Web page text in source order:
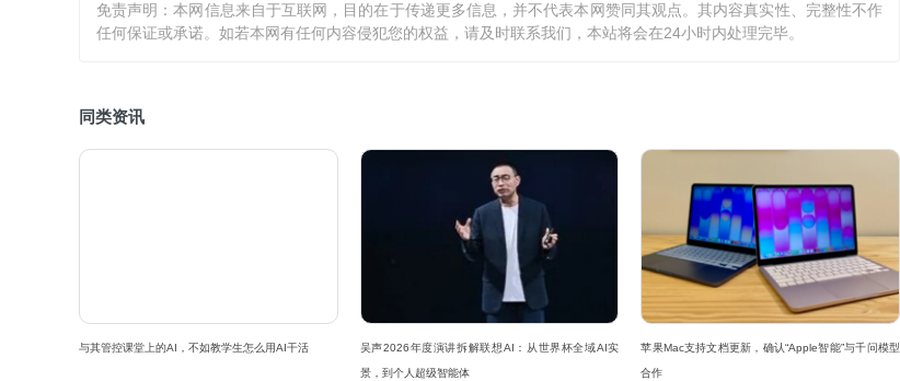
免责声明：本网信息来自于互联网，目的在于传递更多信息，并不代表本网赞同其观点。其内容真实性、完整性不作
任何保证或承诺。如若本网有任何内容侵犯您的权益，请及时联系我们，本站将会在24小时内处理完毕。
同类资讯
与其管控课堂上的AI，不如教学生怎么用AI干活 吴声2026年度演讲拆解联想AI：从世界杯全域AI实
景，到个人超级智能体
苹果Mac支持文档更新，确认“Apple智能”与千问模型
合作